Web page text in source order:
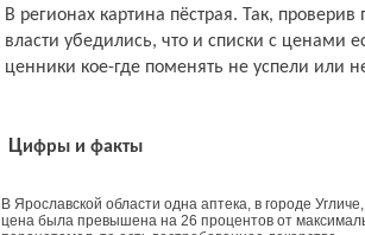
В регионах картина пёстрая. Так,
власти убедились, что и списки с ценами
ценники кое-где поменять не успели или
Цифры и факты
В Ярославской области одна аптека, в городе
цена была превышена на 26 процентов от